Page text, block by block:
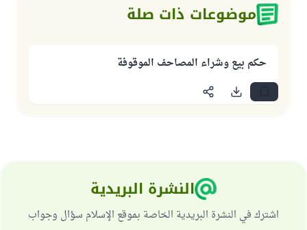
موضوعات ذات صلة
حكم بيع وشراء المصاحف الموقوفة
النشرة البريدية
اشترك في النشرة البريدية الخاصة بموقع الإسلام سؤال وجواب